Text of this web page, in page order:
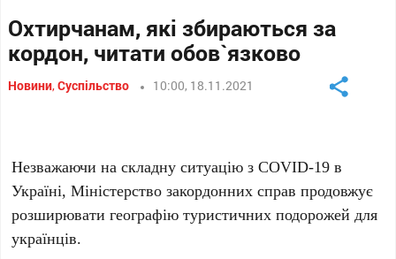
Охтирчанам, які збираються за
кордон, читати обов`язково
Новини,Суспільство 10:00, 18.11.2021
Незважаючи на складну ситуацію з COVID-19 в
Україні, Міністерство закордонних справ продовжує
розширювати географію туристичних подорожей для
українців.